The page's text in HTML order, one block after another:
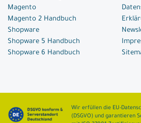
Magento
Magento 2 Handbuch
Shopware
Shopware 5 Handbuch
Shopware 6 Handbuch
Wir erfüllen die EU-
(DSGVO) und garantieren